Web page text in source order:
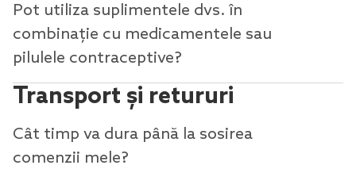
Pot utiliza suplimentele dvs. în
combinație cu medicamentele sau
pilulele contraceptive?
Transport și retururi
Cât timp va dura până la sosirea
comenzii mele?